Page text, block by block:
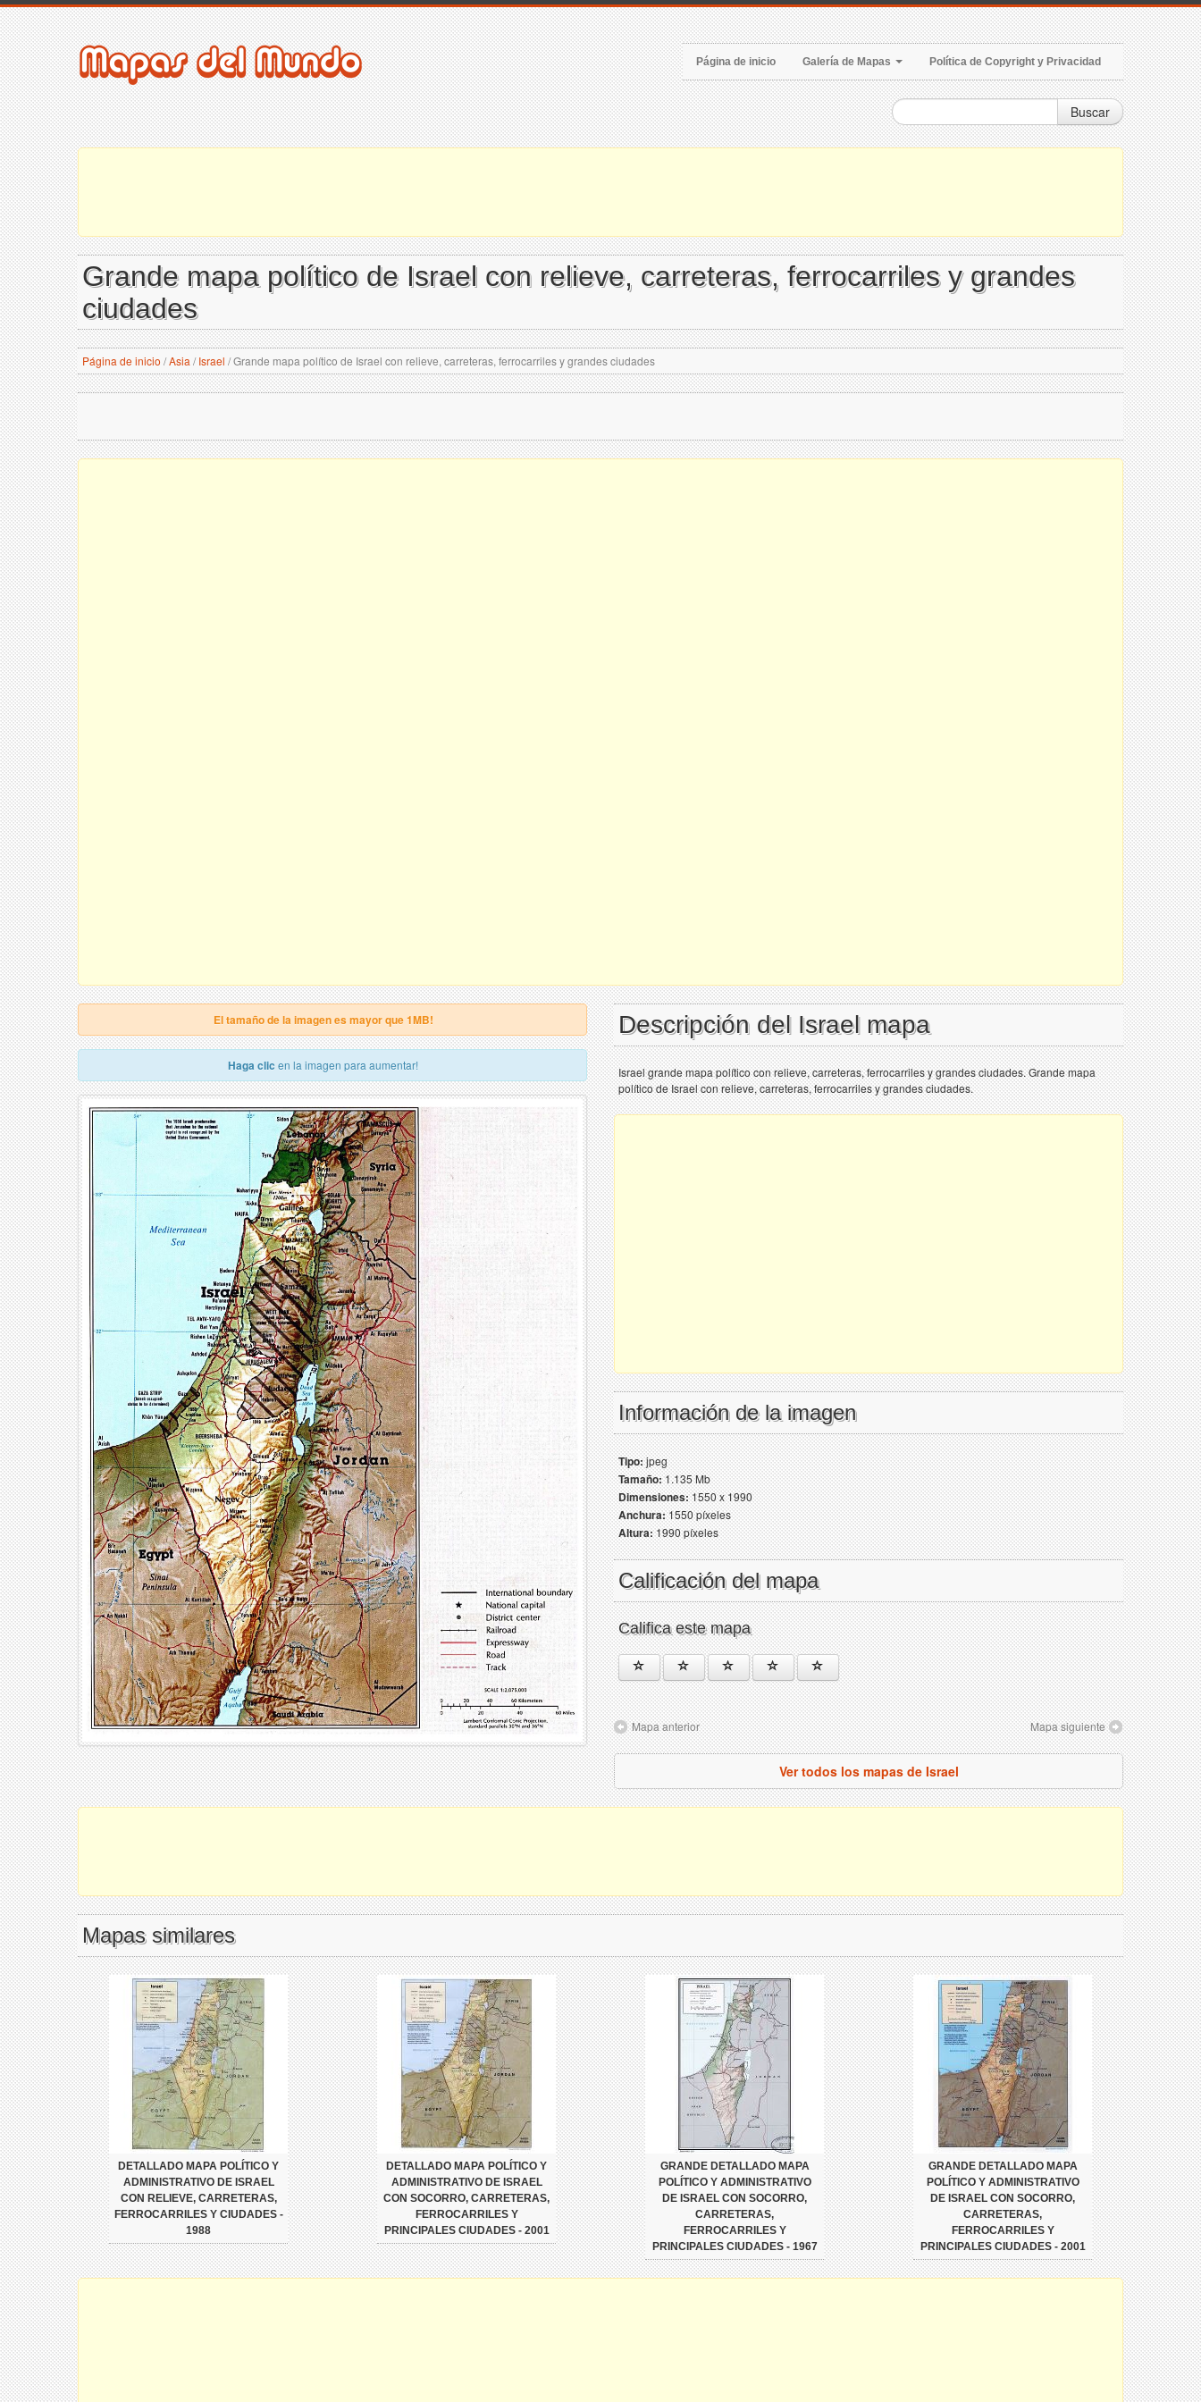
Página de inicio Galería de Mapas Política de Copyright y Privacidad
Buscar
Grande mapa político de Israel con relieve, carreteras, ferrocarriles y grandes
ciudades
Página de inicio /Asia / Israel /Grande mapa político de Israel con relieve, carreteras, ferrocarriles y grandes ciudades
El tamaño de la imagen es mayor que 1MB!
Haga clic en la imagen para aumentar!
Descripción del Israel mapa
Israel grande mapa político con relieve, carreteras, ferrocarriles y grandes ciudades. Grande mapa
político de Israel con relieve, carreteras, ferrocarriles y grandes ciudades.
Información de la imagen
Tipo:jpeg
Tamaño:1.135 Mb
Dimensiones:1550 x 1990
Anchura:1550 píxeles
Altura:1990 píxeles
Calificación del mapa
Califica este mapa
Mapa anterior Mapa siguiente
Ver todos los mapas de Israel
Mapas similares
DETALLADO MAPA POLÍTICO Y
ADMINISTRATIVO DE ISRAEL
CON RELIEVE, CARRETERAS,
FERROCARRILES Y CIUDADES -
1988
DETALLADO MAPA POLÍTICO Y
ADMINISTRATIVO DE ISRAEL
CON SOCORRO, CARRETERAS,
FERROCARRILES Y
PRINCIPALES CIUDADES - 2001
GRANDE DETALLADO MAPA
POLÍTICO Y ADMINISTRATIVO
DE ISRAEL CON SOCORRO,
CARRETERAS,
FERROCARRILES Y
PRINCIPALES CIUDADES - 1967
GRANDE DETALLADO MAPA
POLÍTICO Y ADMINISTRATIVO
DE ISRAEL CON SOCORRO,
CARRETERAS,
FERROCARRILES Y
PRINCIPALES CIUDADES - 2001